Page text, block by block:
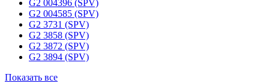
G2 004396 (SPV)
G2 004585 (SPV)
G2 3731 (SPV)
G2 3858 (SPV)
G2 3872 (SPV)
G2 3894 (SPV)
Показать все